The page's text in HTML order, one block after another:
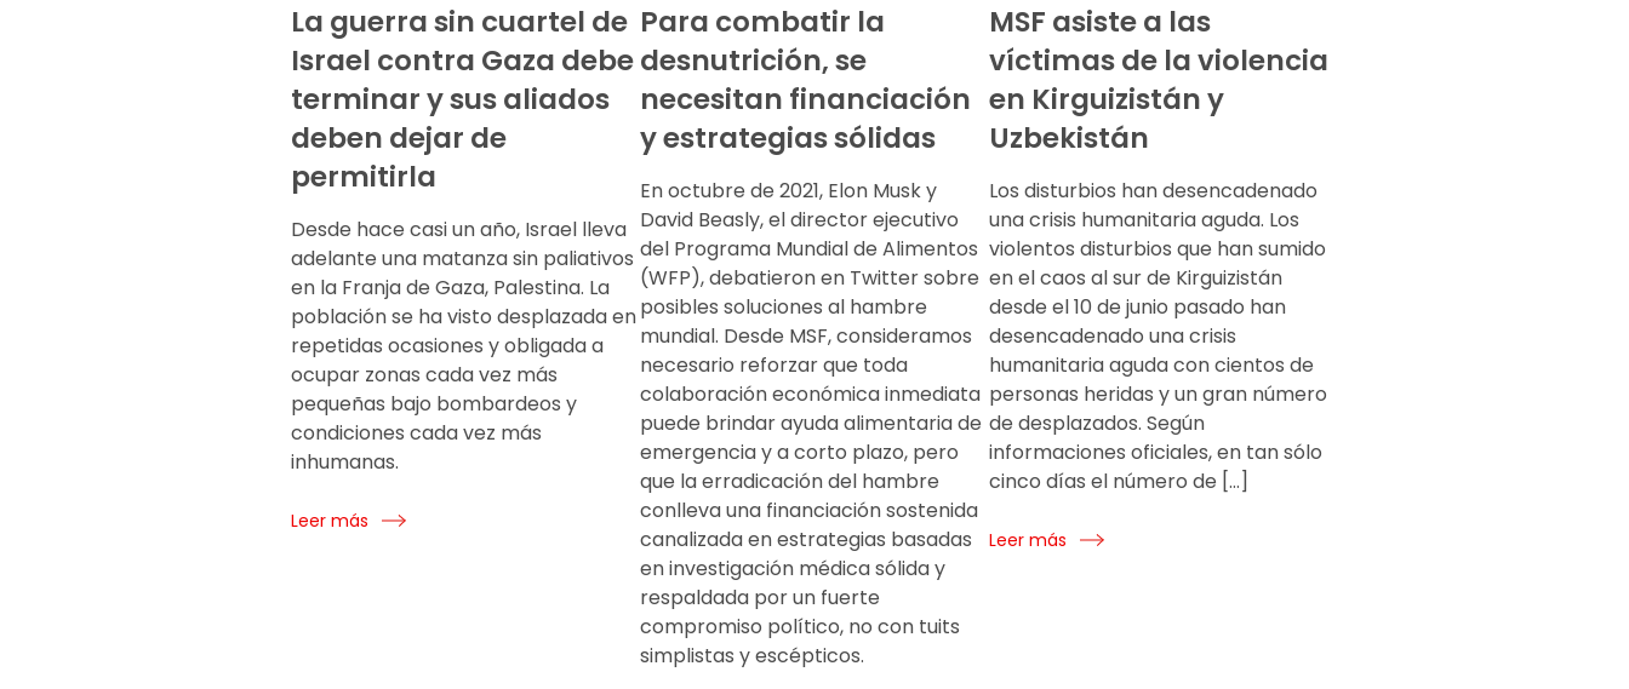
La guerra sin cuartel de
Israel contra Gaza debe
terminar y sus aliados
deben dejar de
permitirla
Desde hace casi un año, Israel lleva
adelante una matanza sin paliativos
en la Franja de Gaza, Palestina. La
población se ha visto desplazada en
repetidas ocasiones y obligada a
ocupar zonas cada vez más
pequeñas bajo bombardeos y
condiciones cada vez más
inhumanas.
Leer más
Para combatir la
desnutrición, se
necesitan financiación
y estrategias sólidas
En octubre de 2021, Elon Musk y
David Beasly, el director ejecutivo
del Programa Mundial de Alimentos
(WFP), debatieron en Twitter sobre
posibles soluciones al hambre
mundial. Desde MSF, consideramos
necesario reforzar que toda
colaboración económica inmediata
puede brindar ayuda alimentaria de
emergencia y a corto plazo, pero
que la erradicación del hambre
conlleva una financiación sostenida
canalizada en estrategias basadas
en investigación médica sólida y
respaldada por un fuerte
compromiso político, no con tuits
simplistas y escépticos.
MSF asiste a las
víctimas de la violencia
en Kirguizistán y
Uzbekistán
Los disturbios han desencadenado
una crisis humanitaria aguda. Los
violentos disturbios que han sumido
en el caos al sur de Kirguizistán
desde el 10 de junio pasado han
desencadenado una crisis
humanitaria aguda con cientos de
personas heridas y un gran número
de desplazados. Según
informaciones oficiales, en tan sólo
cinco días el número de […]
Leer más